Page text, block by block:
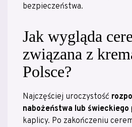
bezpieczeństwa.
Jak wygląda
związana z
Polsce?
Najczęściej uroczystość
nabożeństwa lub świeckiego
kaplicy. Po zakończeniu